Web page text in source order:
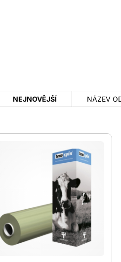
NEJNOVĚJŠÍ NÁZEV